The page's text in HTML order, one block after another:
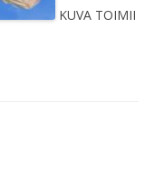
KUVA TOIMII